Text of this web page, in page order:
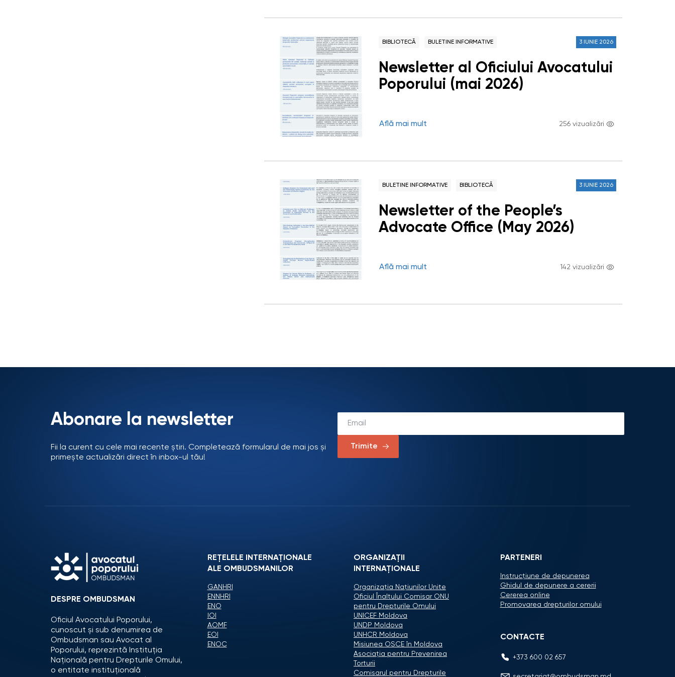
BIBLIOTECĂ BULETINE INFORMATIVE 3 IUNIE 2026
Newsletter al Oficiului Avocatului
Poporului (mai 2026)
Află mai mult 256 vizualizări
BULETINE INFORMATIVE BIBLIOTECĂ 3 IUNIE 2026
Newsletter of the People’s
Advocate Office (May 2026)
Află mai mult 142 vizualizări
Abonare la newsletter
Fii la curent cu cele mai recente știri. Completează formularul de mai jos și
primește actualizări direct în inbox-ul tău!
Trimite
DESPRE OMBUDSMAN
Oficiul Avocatului Poporului,
cunoscut și sub denumirea de
Ombudsman sau Avocat al
Poporului, reprezintă Instituția
Națională pentru Drepturile Omului,
o entitate instituțională
REȚELELE INTERNAȚIONALE
ALE OMBUDSMANILOR
GANHRI
ENNHRI
ENO
IOI
AOMF
EOI
ENOC
ORGANIZAŢII
INTERNAŢIONALE
Organizaţia Naţiunilor Unite
Oficiul Înaltului Comisar ONU
pentru Drepturile Omului
UNICEF Moldova
UNDP Moldova
UNHCR Moldova
Misiunea OSCE în Moldova
Asociaţia pentru Prevenirea
Torturii
Comisarul pentru Drepturile
PARTENERI
Instrucțiune de depunerea
Ghidul de depunere a cererii
Cererea online
Promovarea drepturilor omului
CONTACTE
+373 600 02 657